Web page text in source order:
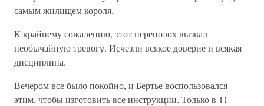
самым жилищем короля.
К крайнему сожалению, этот переполох вызвал
необычайную тревогу. Исчезли всякое доверие и всякая
дисциплина.
Вечером все было покойно, и Бертье воспользовался
этим, чтобы изготовить все инструкции. Только в 11